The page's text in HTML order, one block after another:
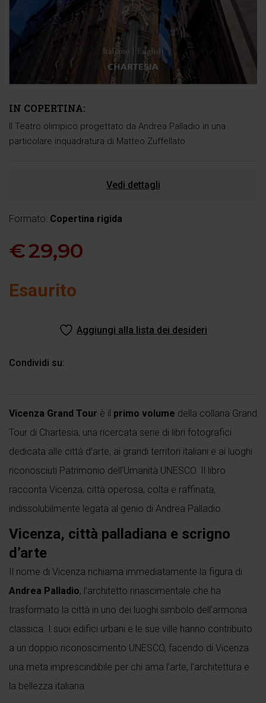
IN COPERTINA:
Il Teatro olimpico progettato da Andrea Palladio in una
particolare inquadratura di Matteo Zuffellato
Vedi dettagli
Formato: Copertina rigida
€29,90
Esaurito
Aggiungi alla lista dei desideri
Condividi su:
Vicenza Grand Tour è il primo volume della collana Grand
Tour di Chartesia, una ricercata serie di libri fotografici
dedicata alle città d’arte, ai grandi territori italiani e ai luoghi
riconosciuti Patrimonio dell’Umanità UNESCO. Il libro
racconta Vicenza, città operosa, colta e raffinata,
indissolubilmente legata al genio di Andrea Palladio.
Vicenza, città palladiana e scrigno
d’arte
Il nome di Vicenza richiama immediatamente la figura di
Andrea Palladio, l’architetto rinascimentale che ha
trasformato la città in uno dei luoghi simbolo dell’armonia
classica. I suoi edifici urbani e le sue ville hanno contribuito
a un doppio riconoscimento UNESCO, facendo di Vicenza
una meta imprescindibile per chi ama l’arte, l’architettura e
la bellezza italiana.